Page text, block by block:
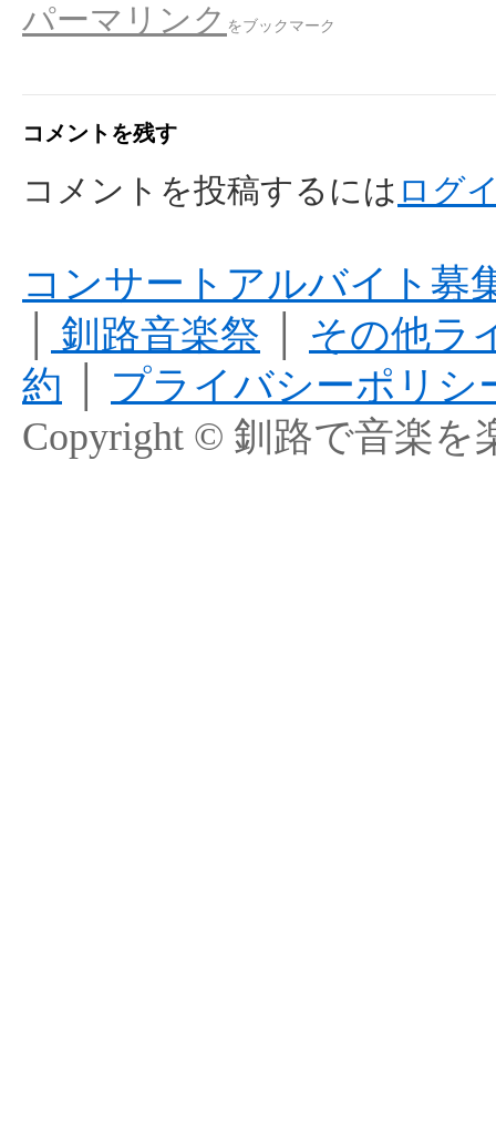
パーマリンク をブックマーク
コメントを残す
コメントを投稿するには ログ
コンサートアルバイト募
釧路音楽祭
その他ラ
約
プライバシーポリシ
Copyright © 釧路で音楽を